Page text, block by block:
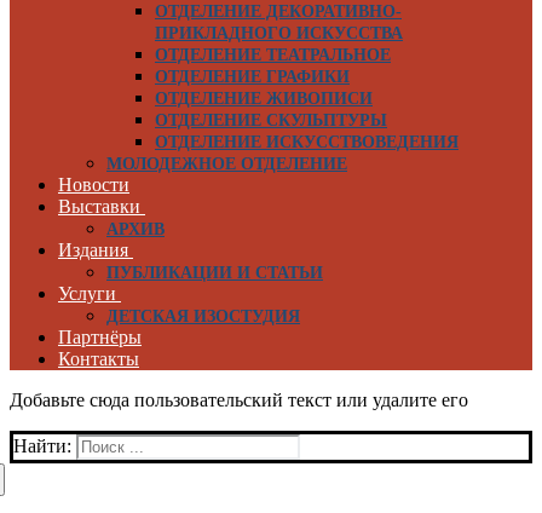
ОТДЕЛЕНИЕ ДЕКОРАТИВНО-
ПРИКЛАДНОГО ИСКУССТВА
ОТДЕЛЕНИЕ ТЕАТРАЛЬНОЕ
ОТДЕЛЕНИЕ ГРАФИКИ
ОТДЕЛЕНИЕ ЖИВОПИСИ
ОТДЕЛЕНИЕ СКУЛЬПТУРЫ
ОТДЕЛЕНИЕ ИСКУССТВОВЕДЕНИЯ
МОЛОДЕЖНОЕ ОТДЕЛЕНИЕ
Новости
Выставки
АРХИВ
Издания
ПУБЛИКАЦИИ И СТАТЬИ
Услуги
ДЕТСКАЯ ИЗОСТУДИЯ
Партнёры
Контакты
Добавьте сюда пользовательский текст или удалите его
Найти: